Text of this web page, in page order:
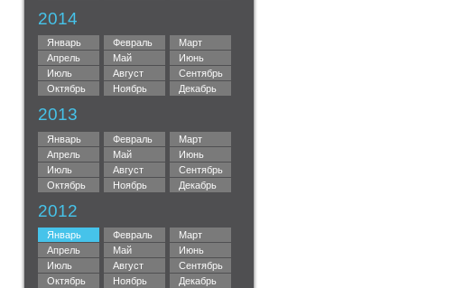
2014
Январь Февраль
Март
Апрель
Май
Июнь
Июль
Август
Сентябрь
Октябрь
Ноябрь Декабрь
2013
Январь Февраль
Март
Апрель
Май
Июнь
Июль
Август
Сентябрь
Октябрь
Ноябрь Декабрь
2012
Январь Февраль
Март
Апрель
Май
Июнь
Июль
Август
Сентябрь
Октябрь
Ноябрь Декабрь